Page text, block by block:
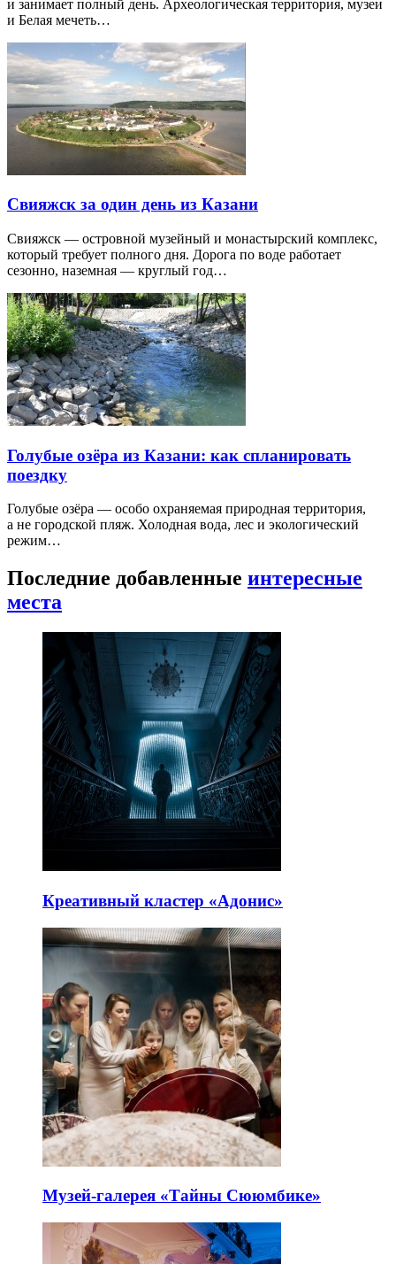
и занимает полный день. Археологическая территория, музеи
и Белая мечеть…
Свияжск за один день из Казани
Свияжск — островной музейный и монастырский комплекс,
который требует полного дня. Дорога по воде работает
сезонно, наземная — круглый год…
Голубые озёра из Казани: как спланировать
поездку
Голубые озёра — особо охраняемая природная территория,
а не городской пляж. Холодная вода, лес и экологический
режим…
Последние добавленные интересные
места
Креативный кластер «Адонис»
Музей-галерея «Тайны Сююмбике»